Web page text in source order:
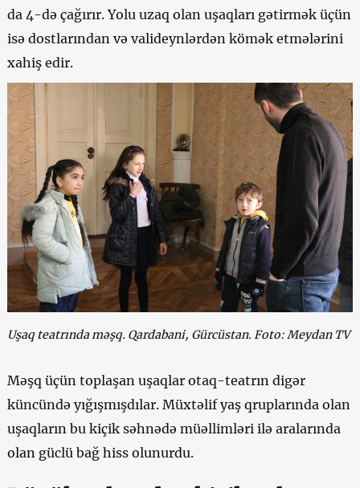
da 4-də çağırır. Yolu uzaq olan uşaqları gətirmək üçün
isə dostlarından və valideynlərdən kömək etmələrini
xahiş edir.
Uşaq teatrında məşq. Qardabani, Gürcüstan. Foto: Meydan TV
Məşq üçün toplaşan uşaqlar otaq-teatrın digər
küncündə yığışmışdılar. Müxtəlif yaş qruplarında olan
uşaqların bu kiçik səhnədə müəllimləri ilə aralarında
olan güclü bağ hiss olunurdu.